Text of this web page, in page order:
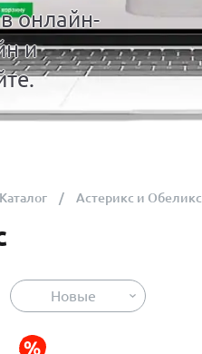
онлайн-
и
Каталог Астерикс и Обеликс
Новые